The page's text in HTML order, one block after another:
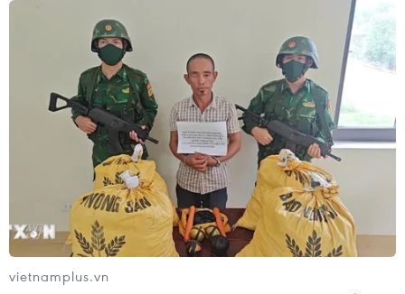
An Giang: Các bãi rác quá tải trong
khi dự án xử lý tập trung chậm tiến
08/08/2026 05:39
Đà Nẵng tìm "lời giải bài toán" an
ninh nguồn nước
08/08/2026 05:05
vietnamplus.vn